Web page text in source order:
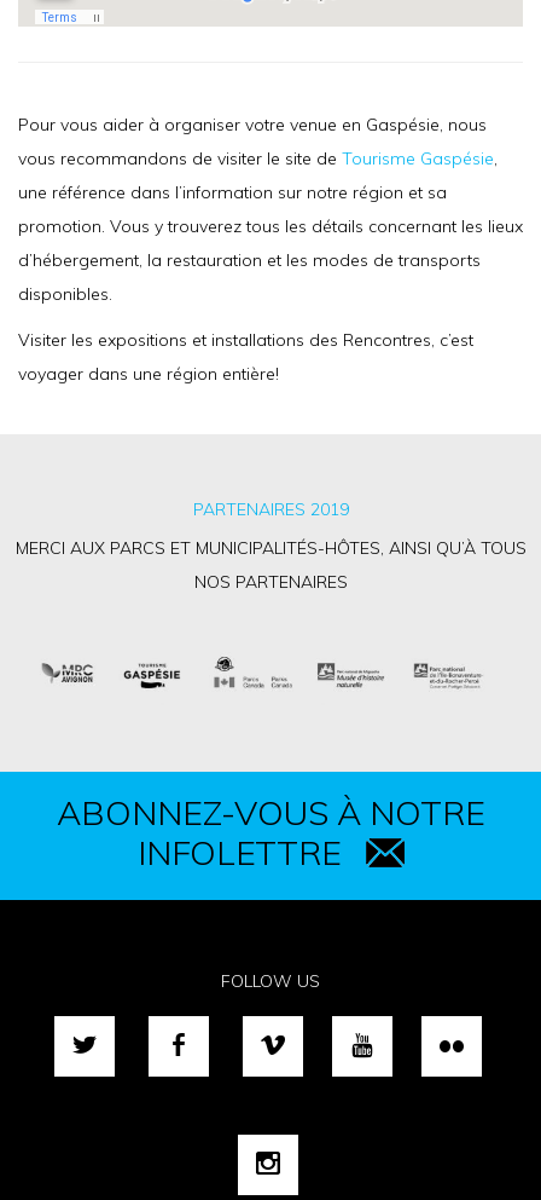
Pour vous aider à organiser votre venue en Gaspésie, nous
vous recommandons de visiter le site de Tourisme Gaspésie,
une référence dans l’information sur notre région et sa
promotion. Vous y trouverez tous les détails concernant les lieux
d’hébergement, la restauration et les modes de transports
disponibles.
Visiter les expositions et installations des Rencontres, c’est
voyager dans une région entière!
PARTENAIRES 2019
MERCI AUX PARCS ET MUNICIPALITÉS-HÔTES, AINSI QU’À TOUS
NOS PARTENAIRES
ABONNEZ-VOUS À NOTRE
INFOLETTRE
FOLLOW US